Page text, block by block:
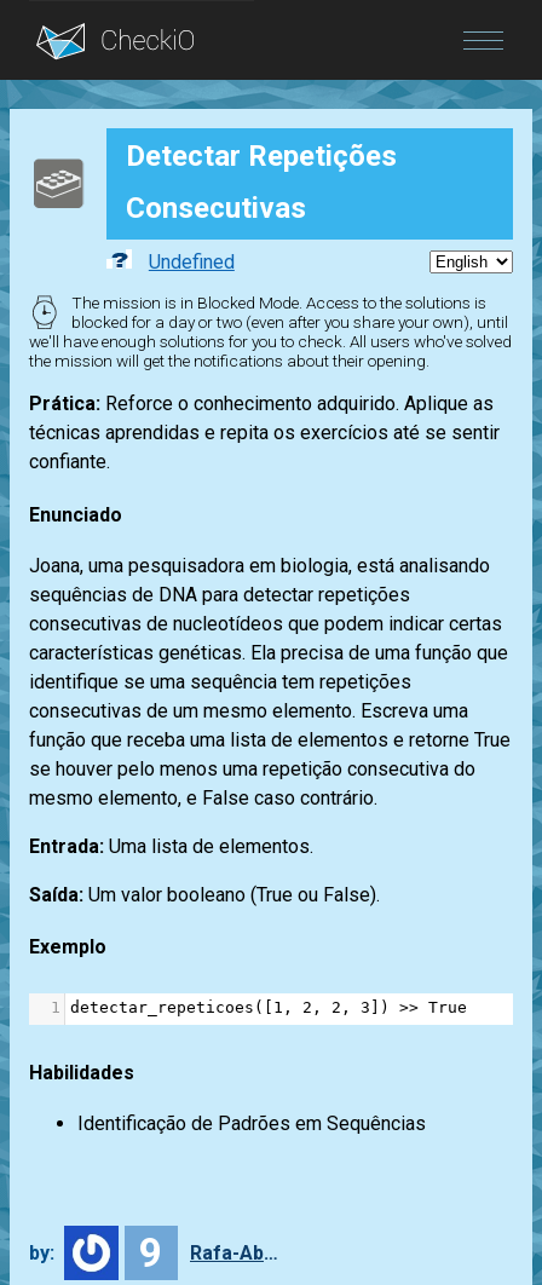
Blog
Login
Detectar Repetições
Consecutivas
Undefined
The mission is in Blocked Mode. Access to the solutions is
blocked for a day or two (even after you share your own), until
we'll have enough solutions for you to check. All users who've solved
the mission will get the notifications about their opening.
Prática: Reforce o conhecimento adquirido. Aplique as
técnicas aprendidas e repita os exercícios até se sentir
confiante.
Enunciado
Joana, uma pesquisadora em biologia, está analisando
sequências de DNA para detectar repetições
consecutivas de nucleotídeos que podem indicar certas
características genéticas. Ela precisa de uma função que
identifique se uma sequência tem repetições
consecutivas de um mesmo elemento. Escreva uma
função que receba uma lista de elementos e retorne True
se houver pelo menos uma repetição consecutiva do
mesmo elemento, e False caso contrário.
Entrada: Uma lista de elementos.
Saída: Um valor booleano (True ou False).
Exemplo
1 detectar_repeticoes ([ 1 , 2 , 2 , 3 ]) >> True
Habilidades
Identificação de Padrões em Sequências
by: 9 Rafa-Abbade